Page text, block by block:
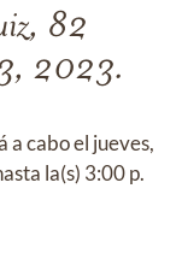
82
2023.
a cabo el jueves,
la(s) 3:00 p.